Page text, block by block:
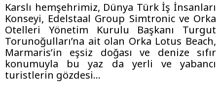
Karslı hemşehrimiz, Dünya Türk İş İnsanları
Konseyi, Edelstaal Group Simtronic ve Orka
Otelleri Yönetim Kurulu Başkanı Turgut
Torunoğulları’na ait olan Orka Lotus Beach,
Marmaris’in eşsiz doğası ve denize sıfır
konumuyla bu yaz da yerli ve yabancı
turistlerin gözdesi...